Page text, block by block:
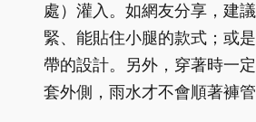
處）灌入。如網友分享，建
緊、能貼住小腿的款式；或
帶的設計。另外，穿著時一
套外側，雨水才不會順著褲管